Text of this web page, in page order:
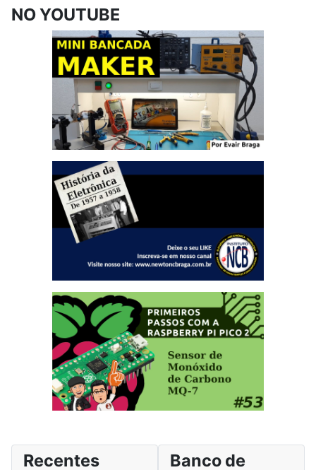
NO YOUTUBE
Recentes
Banco de